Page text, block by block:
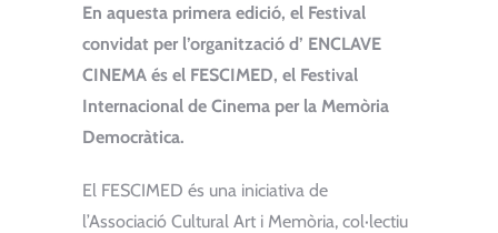
En aquesta primera edició, el Festival
convidat per l’organització d’ ENCLAVE
CINEMA és el FESCIMED, el Festival
Internacional de Cinema per la Memòria
Democràtica.
El FESCIMED és una iniciativa de
l’Associació Cultural Art i Memòria, col·lectiu